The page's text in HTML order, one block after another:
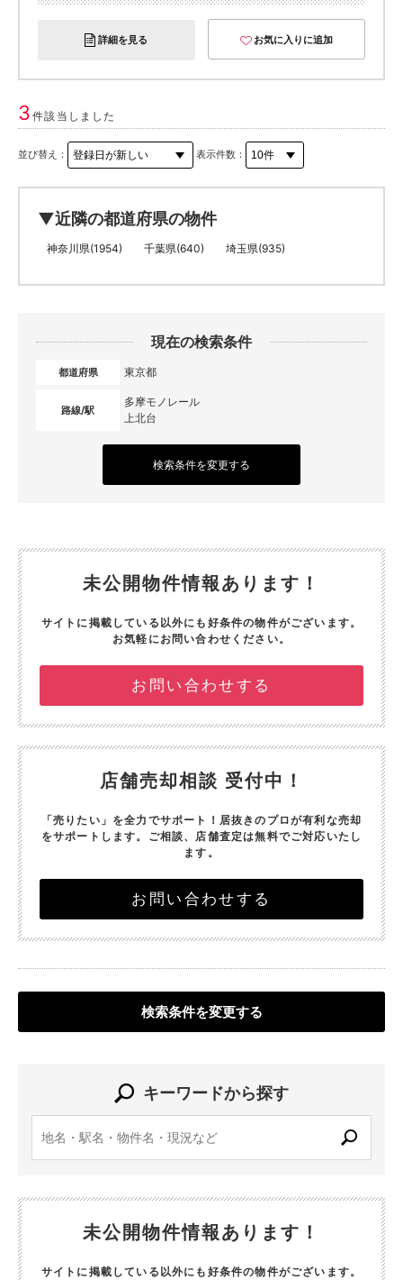
詳細を見る お気に入りに追加
3件該当しました
並び替え： 表示件数：
▼近隣の都道府県の物件
神奈川県(1954) 千葉県(640) 埼玉県(935)
現在の検索条件
都道府県 東京都
路線/駅
多摩モノレール
上北台
検索条件を変更する
未公開物件情報あります！
サイトに掲載している以外にも好条件の物件がございます。
お気軽にお問い合わせください。
お問い合わせする
店舗売却相談 受付中！
「売りたい」を全力でサポート！ 居抜きのプロが有利な売却
をサポートします。 ご相談、店舗査定は無料でご対応いたし
ます。
お問い合わせする
検索条件を変更する
キーワードから探す
未公開物件情報あります！
サイトに掲載している以外にも好条件の物件がございます。